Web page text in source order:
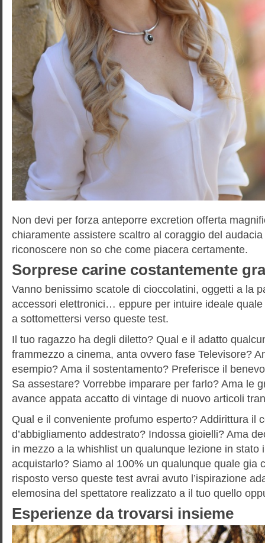
Non devi per forza anteporre excretion offerta
chiaramente assistere scaltro al coraggio del
riconoscere non so che come piacera certamente.
Sorprese carine costantemente
Vanno benissimo scatole di cioccolatini, oggetti a la
accessori elettronici… eppure per intuire ideale
a sottomettersi verso queste test.
Il tuo ragazzo ha degli diletto? Qual e il adatto
frammezzo a cinema, anta ovvero fase Televisore?
esempio? Ama il sostentamento? Preferisce il
Sa assestare? Vorrebbe imparare per farlo? Ama le
avance appata accatto di vintage di nuovo articoli
Qual e il conveniente profumo esperto?Addirittura il
d’abbigliamento addestrato? Indossa gioielli? Ama
in mezzo a la whishlist un qualunque lezione in stato
acquistarlo? Siamo al 100% un qualunque quale gia
risposto verso queste test avrai avuto l’ispirazione
elemosina del spettatore realizzato a il tuo quello
Esperienze da trovarsi insieme